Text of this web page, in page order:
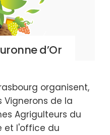
d’Or
organisent,
de la
Agrigulteurs du
et l'office du